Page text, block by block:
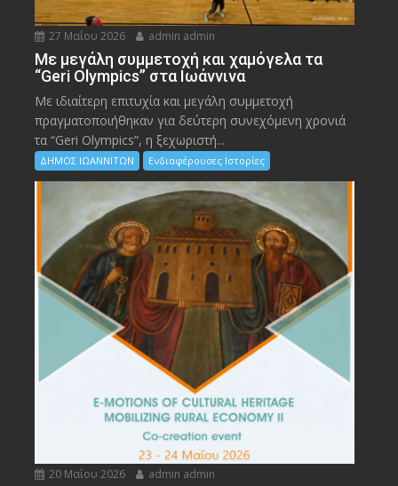
27 Μαΐου 2026 admin admin
Με μεγάλη συμμετοχή και χαμόγελα τα
“Geri Olympics” στα Ιωάννινα
Με ιδιαίτερη επιτυχία και μεγάλη συμμετοχή
πραγματοποιήθηκαν για δεύτερη συνεχόμενη χρονιά
τα “Geri Olympics”, η ξεχωριστή...
ΔΗΜΟΣ ΙΩΑΝΝΙΤΩΝ Ενδιαφέρουσες Ιστορίες
20 Μαΐου 2026 admin admin